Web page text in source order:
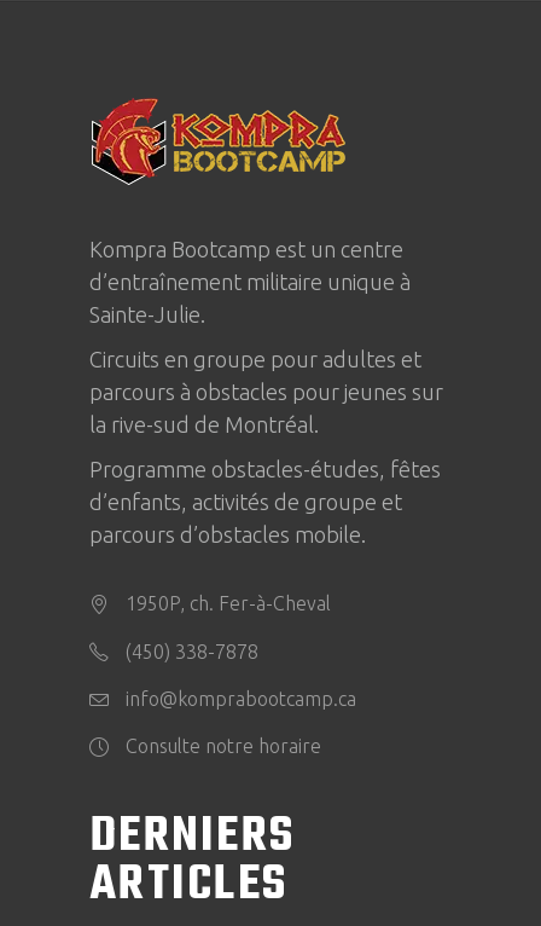
Kompra Bootcamp est un centre
d’entraînement militaire unique à
Sainte-Julie
Circuits en groupe pour adultes et
parcours à obstacles pour jeunes sur
la rive-sud de Montréal.
Programme obstacles-études, fêtes
d’enfants, activités de groupe et
parcours d’obstacles mobile.
1950P, ch. Fer-à-Cheval
(450) 338-7878
info@komprabootcamp.ca
Consulte notre horaire
DERNIERS
ARTICLES